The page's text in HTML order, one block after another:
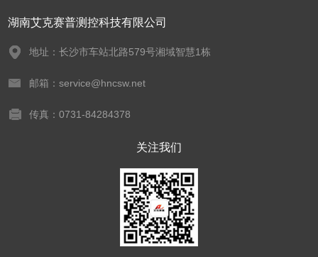
湖南艾克赛普测控科技有限公司
地址：长沙市车站北路579号湘域智慧1栋
邮箱：service@hncsw.net
传真：0731-84284378
关注我们